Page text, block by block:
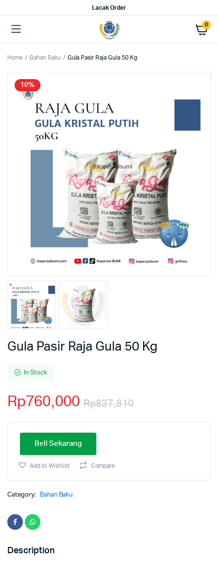
Lacak Order
0
Home Bahan Baku Gula Pasir Raja Gula 50 Kg
10%
Gula Pasir Raja Gula 50 Kg
In Stock
Rp837,810
Rp760,000
Beli Sekarang
Add to Wishlist Compare
Category: Bahan Baku
Description